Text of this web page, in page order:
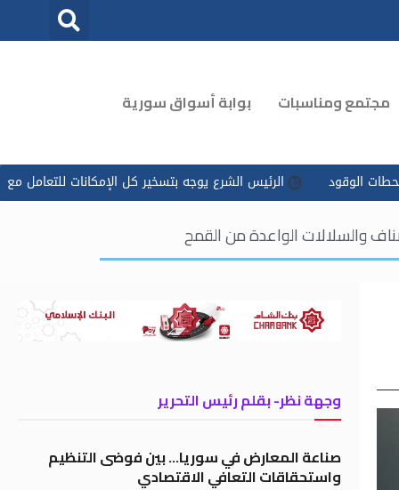
مجتمع ومناسبات بوابة أسواق سورية
الشرع يوجه بتسخير كل الإمكانات للتعامل مع ‏تداعيات حادث ‏طريق دير
والسلالات الواعدة من القمح
وجهة نظر- بقلم رئيس التحرير
صناعة المعارض في سوريا… بين فوضى التنظيم
واستحقاقات التعافي الاقتصادي